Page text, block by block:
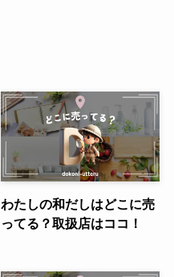
わたしの和だしはどこに売
ってる？取扱店はココ！